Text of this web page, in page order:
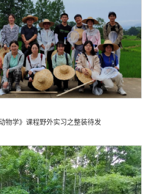
动物学》课程野外实习之整装待发